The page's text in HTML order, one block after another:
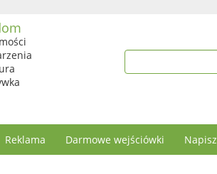
Reklama Darmowe wejściówki